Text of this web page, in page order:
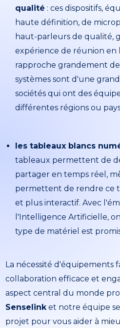
qualité : ces dispositifs,
haute définition, de
haut-parleurs de qualité,
expérience de réunion en
rapproche grandement de
systèmes sont d'une
sociétés qui ont des
différentes régions ou
les tableaux blancs
tableaux permettent de
partager en temps réel,
permettent de rendre ce
et plus interactif. Avec
l'Intelligence Artificielle,
type de matériel est
La nécessité d'équipements
collaboration efficace et
aspect central du monde
Senselinket notre équipe
projet pour vous aider à